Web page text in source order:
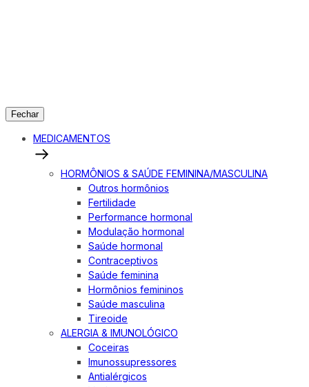
Fechar
MEDICAMENTOS
HORMÔNIOS & SAÚDE FEMININA/MASCULINA
Outros hormônios
Fertilidade
Performance hormonal
Modulação hormonal
Saúde hormonal
Contraceptivos
Saúde feminina
Hormônios femininos
Saúde masculina
Tireoide
ALERGIA & IMUNOLÓGICO
Coceiras
Imunossupressores
Antialérgicos